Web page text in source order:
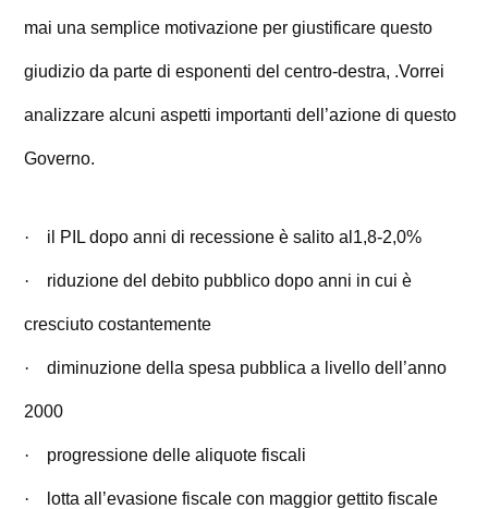
mai una semplice motivazione per giustificare questo
giudizio da parte di esponenti del centro-destra, .Vorrei
analizzare alcuni aspetti importanti dell’azione di questo
Governo.
· il PIL dopo anni di recessione è salito al1,8-2,0%
· riduzione del debito pubblico dopo anni in cui è
cresciuto costantemente
· diminuzione della spesa pubblica a livello dell’anno
2000
· progressione delle aliquote fiscali
· lotta all’evasione fiscale con maggior gettito fiscale